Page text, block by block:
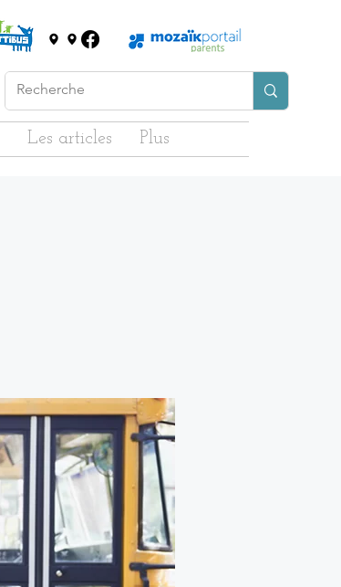
Les articles Plus